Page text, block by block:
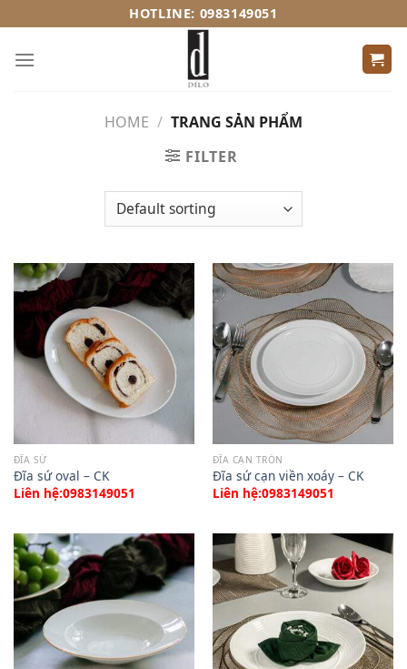
to
content
HOTLINE: 0983149051
HOME / TRANG SẢN PHẨM
FILTER
ĐĨA SỨ
Đĩa sứ oval – CK
Liên hệ:0983149051
ĐĨA CẠN TRÒN
Đĩa sứ cạn viền xoáy – CK
Liên hệ:0983149051